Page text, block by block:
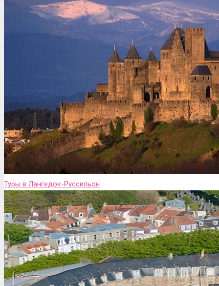
Туры в Лангедок-Руссильон